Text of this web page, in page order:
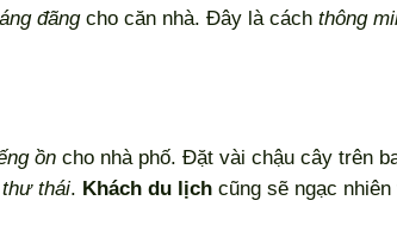
đãngcho căn nhà. Đây là cách thông
ồn cho nhà phố. Đặt vài chậu cây trên
thư thái. Khách du lịch cũng sẽ ngạc